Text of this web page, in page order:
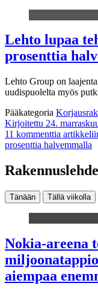
Lehto lupaa
prosenttia
Lehto Group on
uudispuolelta myös
Pääkategoria
Kirjoitettu 24.
11 kommenttia
prosenttia halvemmalla
Tänään Tällä viikolla
Nokia-areena
aiempaa